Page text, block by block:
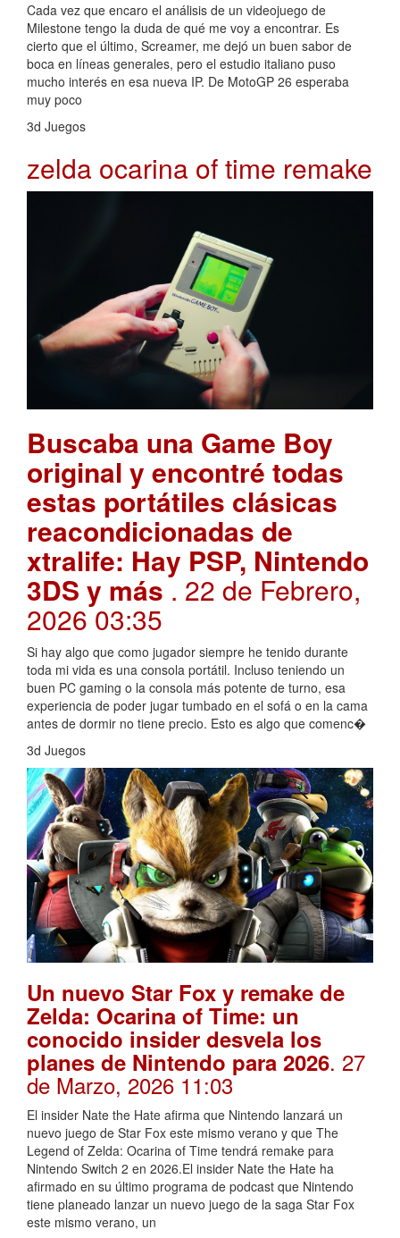
Cada vez que encaro el análisis de un videojuego de
Milestone tengo la duda de qué me voy a encontrar. Es
cierto que el último, Screamer, me dejó un buen sabor de
boca en líneas generales, pero el estudio italiano puso
mucho interés en esa nueva IP. De MotoGP 26 esperaba
muy poco
3d Juegos
zelda ocarina of time remake
Buscaba una Game Boy
original y encontré todas
estas portátiles clásicas
reacondicionadas de
xtralife: Hay PSP, Nintendo
3DS y más. 22 de Febrero,
2026 03:35
Si hay algo que como jugador siempre he tenido durante
toda mi vida es una consola portátil. Incluso teniendo un
buen PC gaming o la consola más potente de turno, esa
experiencia de poder jugar tumbado en el sofá o en la cama
antes de dormir no tiene precio. Esto es algo que comenc�
3d Juegos
Un nuevo Star Fox y remake de
Zelda: Ocarina of Time: un
conocido insider desvela los
planes de Nintendo para 2026. 27
de Marzo, 2026 11:03
El insider Nate the Hate afirma que Nintendo lanzará un
nuevo juego de Star Fox este mismo verano y que The
Legend of Zelda: Ocarina of Time tendrá remake para
Nintendo Switch 2 en 2026.El insider Nate the Hate ha
afirmado en su último programa de podcast que Nintendo
tiene planeado lanzar un nuevo juego de la saga Star Fox
este mismo verano, un